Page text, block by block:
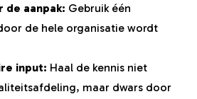
de aanpak: Gebruik één
de hele organisatie wordt
input: Haal de kennis niet
maar dwars door